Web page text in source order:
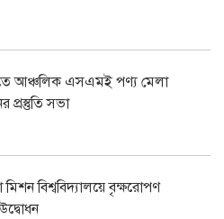
আঞ্চলিক এসএমই পণ্য মেলা
সভা
মিশন বিশ্ববিদ্যালয়ে বৃক্ষরোপণ